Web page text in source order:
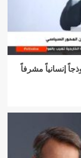
إنسانياً مشرفاً